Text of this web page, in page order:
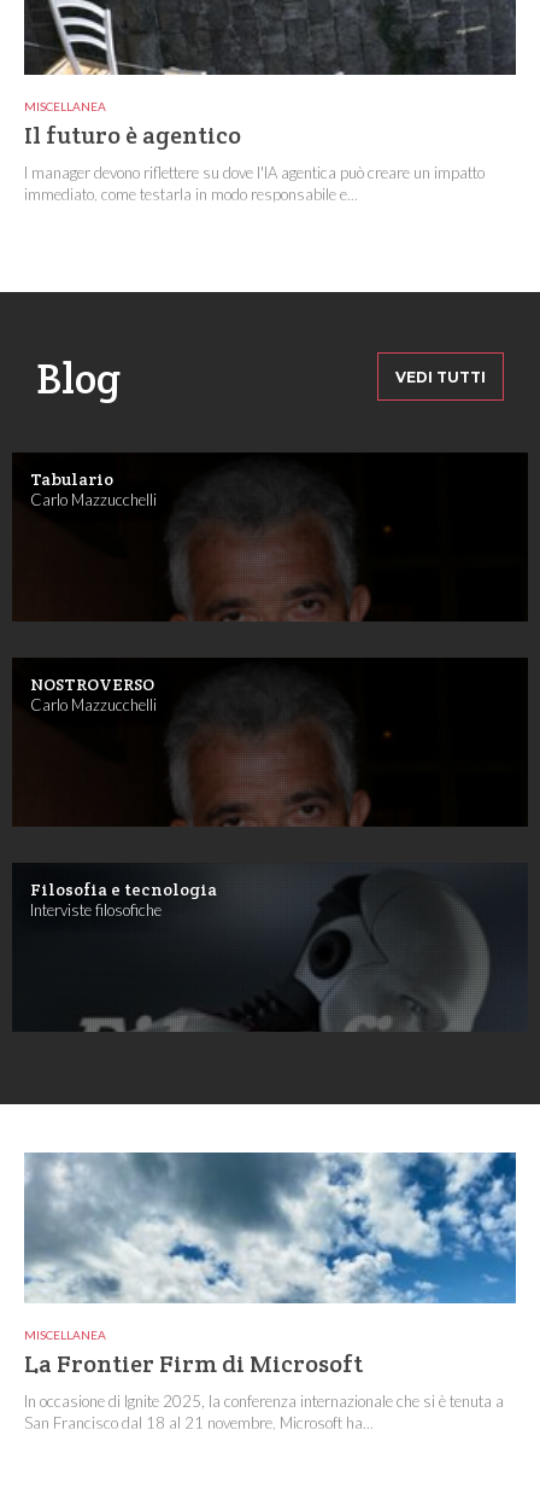
MISCELLANEA
Il futuro è agentico
I manager devono riflettere su dove l'IA agentica può creare un impatto
immediato, come testarla in modo responsabile e...
Blog VEDI TUTTI
Tabulario
Carlo Mazzucchelli
NOSTROVERSO
Carlo Mazzucchelli
Filosofia e tecnologia
Interviste filosofiche
MISCELLANEA
La Frontier Firm di Microsoft
In occasione di Ignite 2025, la conferenza internazionale che si è tenuta a
San Francisco dal 18 al 21 novembre, Microsoft ha...